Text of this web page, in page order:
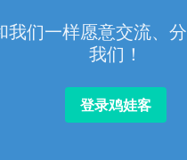
我们一样愿意交流、
我们！
登录鸡娃客